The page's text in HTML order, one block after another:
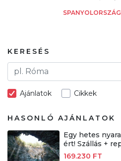
SPANYOLORSZÁG
KERESÉS
Ajánlatok Cikkek
HASONLÓ AJÁNLATOK
Egy hetes
ért! Szállás +
169.230 FT